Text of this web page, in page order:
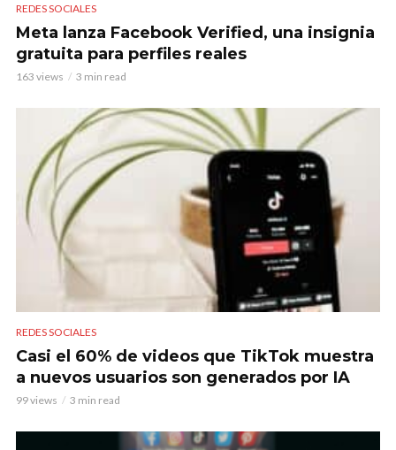
REDES SOCIALES
Meta lanza Facebook Verified, una insignia
gratuita para perfiles reales
163 views 3 min read
REDES SOCIALES
Casi el 60% de videos que TikTok muestra
a nuevos usuarios son generados por IA
99 views 3 min read